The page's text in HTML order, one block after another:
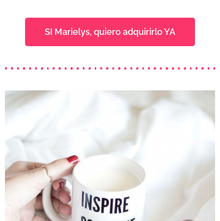
SI Marielys, quiero adquirirlo YA